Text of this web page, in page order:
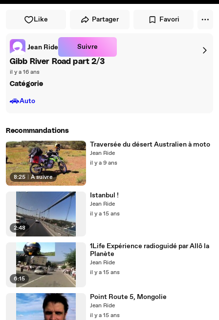
Like Partager Favori
Jean Ride Suivre
Gibb River Road part 2/3
il y a 16 ans
Catégorie
🚗Auto
Recommandations
8:25 | À suivre
Traversée du désert Australien à moto
Jean Ride
il y a 9 ans
2:48
Istanbul !
Jean Ride
il y a 15 ans
6:15
1Life Expérience radioguidé par Allô la
Planète
Jean Ride
il y a 15 ans
Point Route 5, Mongolie
Jean Ride
il y a 15 ans